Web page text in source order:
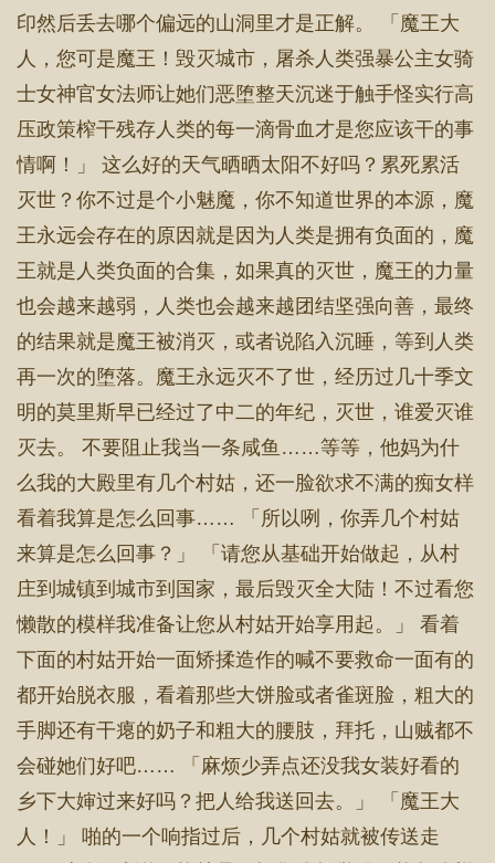
印然后丢去哪个偏远的山洞里才是正解。 「魔王大
人，您可是魔王！毁灭城市，屠杀人类强暴公主女骑
士女神官女法师让她们恶堕整天沉迷于触手怪实行高
压政策榨干残存人类的每一滴骨血才是您应该干的事
情啊！」 这么好的天气晒晒太阳不好吗？累死累活
灭世？你不过是个小魅魔，你不知道世界的本源，魔
王永远会存在的原因就是因为人类是拥有负面的，魔
王就是人类负面的合集，如果真的灭世，魔王的力量
也会越来越弱，人类也会越来越团结坚强向善，最终
的结果就是魔王被消灭，或者说陷入沉睡，等到人类
再一次的堕落。魔王永远灭不了世，经历过几十季文
明的莫里斯早已经过了中二的年纪，灭世，谁爱灭谁
灭去。 不要阻止我当一条咸鱼……等等，他妈为什
么我的大殿里有几个村姑，还一脸欲求不满的痴女样
看着我算是怎么回事…… 「所以咧，你弄几个村姑
来算是怎么回事？」 「请您从基础开始做起，从村
庄到城镇到城市到国家，最后毁灭全大陆！不过看您
懒散的模样我准备让您从村姑开始享用起。」 看着
下面的村姑开始一面矫揉造作的喊不要救命一面有的
都开始脱衣服，看着那些大饼脸或者雀斑脸，粗大的
手脚还有干瘪的奶子和粗大的腰肢，拜托，山贼都不
会碰她们好吧…… 「麻烦少弄点还没我女装好看的
乡下大婶过来好吗？把人给我送回去。」 「魔王大
人！」 啪的一个响指过后，几个村姑就被传送走